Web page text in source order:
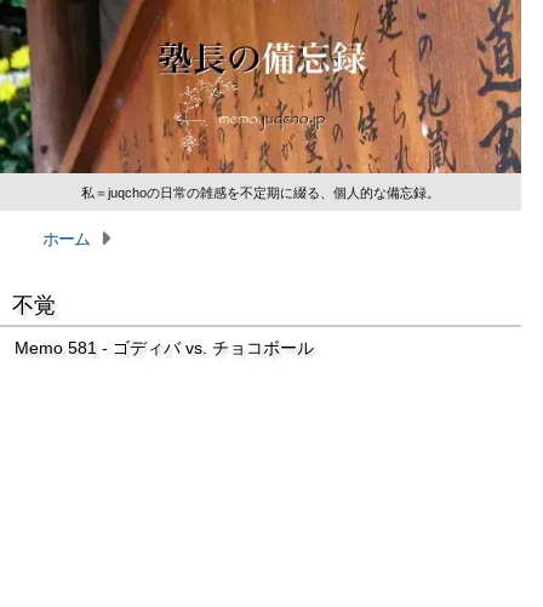
私＝juqchoの日常の雑感を不定期に綴る、個人的な備忘録。
ホーム
不覚
Memo 581 - ゴディバ vs. チョコボール